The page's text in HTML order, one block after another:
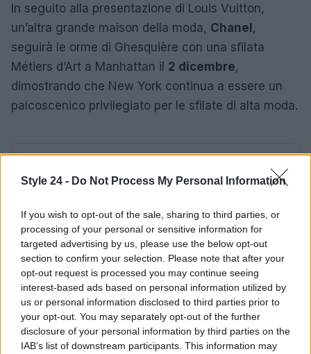
Style 24 - Do Not Process My Personal Information
If you wish to opt-out of the sale, sharing to third parties, or
processing of your personal or sensitive information for
targeted advertising by us, please use the below opt-out
section to confirm your selection. Please note that after your
opt-out request is processed you may continue seeing
interest-based ads based on personal information utilized by
us or personal information disclosed to third parties prior to
your opt-out. You may separately opt-out of the further
disclosure of your personal information by third parties on the
IAB’s list of downstream participants. This information may
In seguito alla presentazione di Louis Vuitton,
un’altra grande maison della moda, Chanel,
seguirà le orme di Ghesquière con una sfilata
Métiers d’Art a Manhattan il 2 dicembre,
dimostrando che New York continua a essere un
palcoscenico privilegiato per le sfilate di alta moda.
Staff